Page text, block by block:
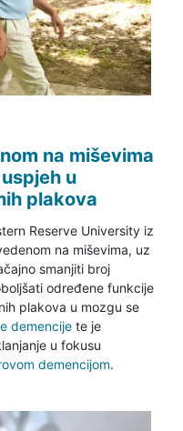
na miševima
u
plakova
Reserve University iz
na miševima, uz
smanjiti broj
određene funkcije
plakova u mozgu se
demencijete je
u fokusu
demencijom.